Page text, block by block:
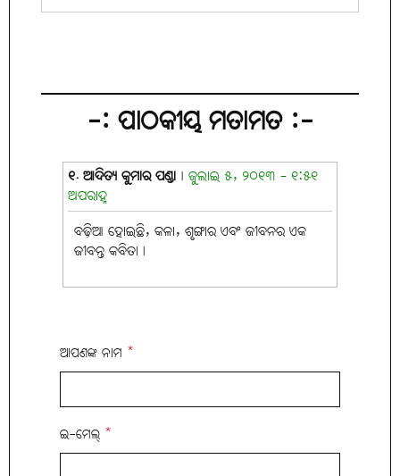
-: ପାଠକୀୟ ମତାମତ :-
୧. ଆଦିତ୍ୟ କୁମାର ପଣ୍ଡା |ଜୁଲାଇ ୫, ୨୦୧୩ - ୧:୫୧
ଅପରାହ୍ନ
ବଢ଼ିଆ ହୋଇଛି, କଳା, ଶୃଙ୍ଗାର ଏବଂ ଜୀବନର ଏକ
ଜୀବନ୍ତ କବିତା।
ଆପଣଙ୍କ ନାମ *
ଇ-ମେଲ୍ *